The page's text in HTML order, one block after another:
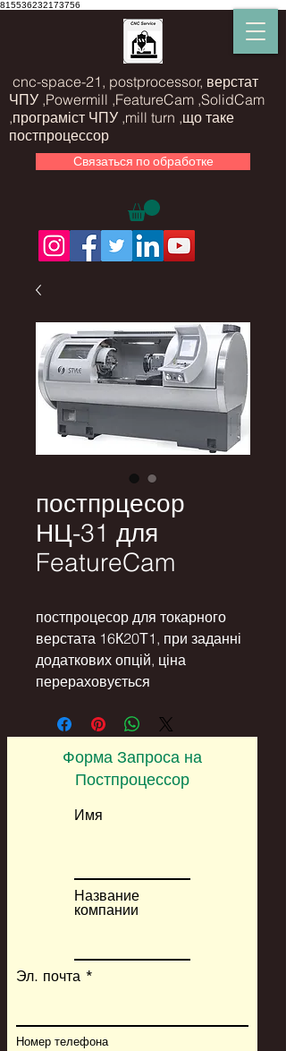
815536232173756
cnc-space-21, postprocessor, верстат
ЧПУ ,Powermill ,FeatureCam ,SolidCam
,програміст ЧПУ ,mill turn ,що таке
постпроцессор
Связаться по обработке
постпрцесор
НЦ-31 для
FeatureCam
постпроцесор для токарного
верстата 16К20Т1, при заданні
додаткових опцій, ціна
перераховується
Форма Запроса на
Постпроцессор
Имя
Название
компании
Эл. почта
Номер телефона